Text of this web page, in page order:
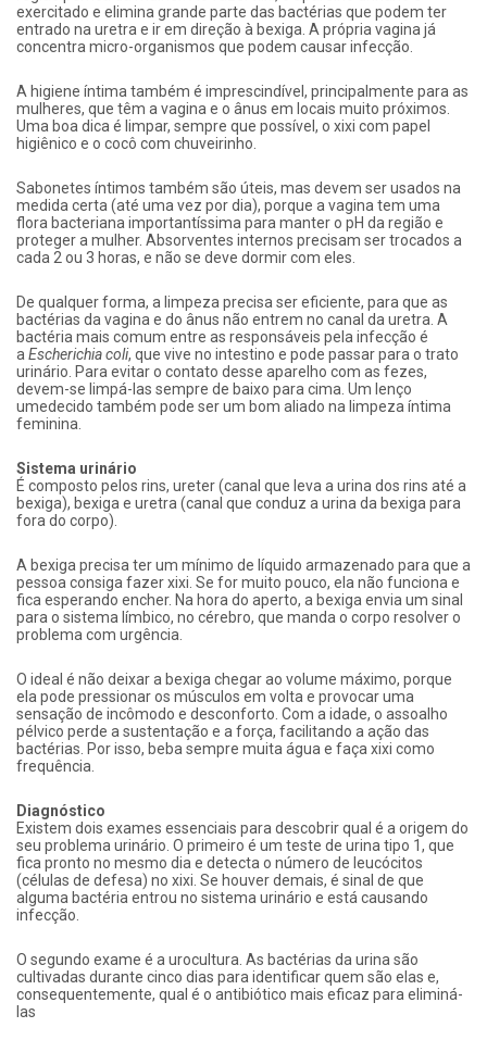
exercitado e elimina grande parte das bactérias que podem ter
entrado na uretra e ir em direção à bexiga. A própria vagina já
concentra micro-organismos que podem causar infecção.
A higiene íntima também é imprescindível, principalmente para as
mulheres, que têm a vagina e o ânus em locais muito próximos.
Uma boa dica é limpar, sempre que possível, o xixi com papel
higiênico e o cocô com chuveirinho.
Sabonetes íntimos também são úteis, mas devem ser usados na
medida certa (até uma vez por dia), porque a vagina tem uma
flora bacteriana importantíssima para manter o pH da região e
proteger a mulher. Absorventes internos precisam ser trocados a
cada 2 ou 3 horas, e não se deve dormir com eles.
De qualquer forma, a limpeza precisa ser eficiente, para que as
bactérias da vagina e do ânus não entrem no canal da uretra. A
bactéria mais comum entre as responsáveis pela infecção é
a Escherichia coli, que vive no intestino e pode passar para o trato
urinário. Para evitar o contato desse aparelho com as fezes,
devem-se limpá-las sempre de baixo para cima. Um lenço
umedecido também pode ser um bom aliado na limpeza íntima
feminina.
Sistema urinário
É composto pelos rins, ureter (canal que leva a urina dos rins até a
bexiga), bexiga e uretra (canal que conduz a urina da bexiga para
fora do corpo).
A bexiga precisa ter um mínimo de líquido armazenado para que a
pessoa consiga fazer xixi. Se for muito pouco, ela não funciona e
fica esperando encher. Na hora do aperto, a bexiga envia um sinal
para o sistema límbico, no cérebro, que manda o corpo resolver o
problema com urgência.
O ideal é não deixar a bexiga chegar ao volume máximo, porque
ela pode pressionar os músculos em volta e provocar uma
sensação de incômodo e desconforto. Com a idade, o assoalho
pélvico perde a sustentação e a força, facilitando a ação das
bactérias. Por isso, beba sempre muita água e faça xixi como
frequência.
Diagnóstico
Existem dois exames essenciais para descobrir qual é a origem do
seu problema urinário. O primeiro é um teste de urina tipo 1, que
fica pronto no mesmo dia e detecta o número de leucócitos
(células de defesa) no xixi. Se houver demais, é sinal de que
alguma bactéria entrou no sistema urinário e está causando
infecção.
O segundo exame é a urocultura. As bactérias da urina são
cultivadas durante cinco dias para identificar quem são elas e,
consequentemente, qual é o antibiótico mais eficaz para eliminá-
las